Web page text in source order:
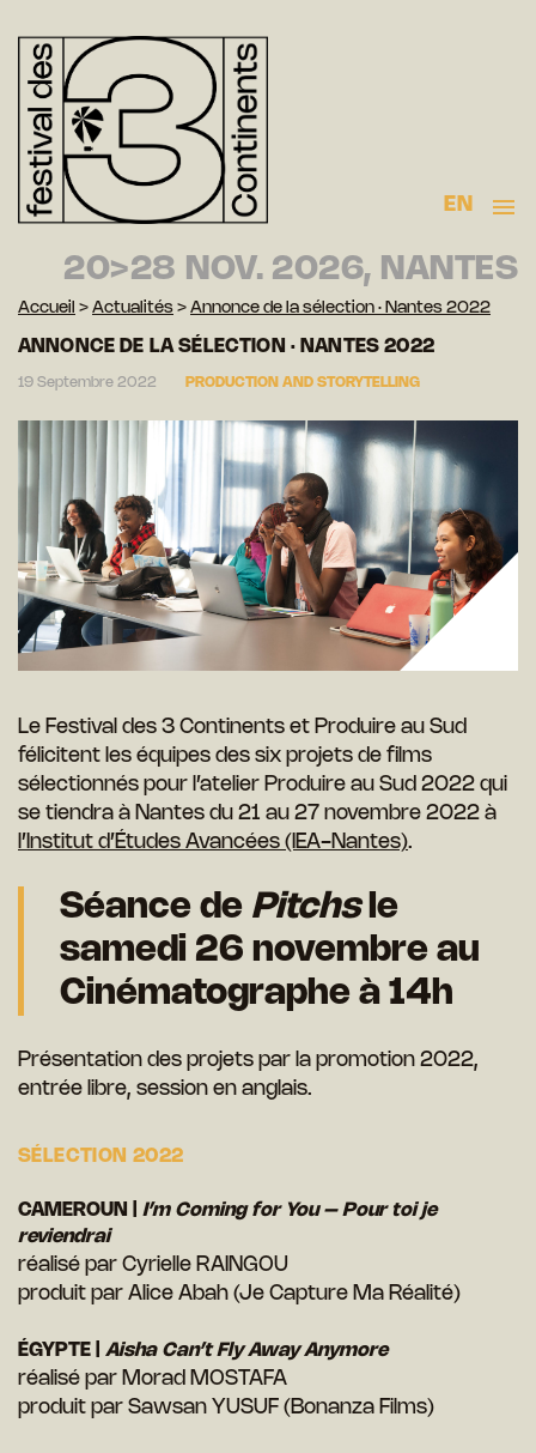
EN
20>28 NOV. 2026, NANTES
Accueil > Actualités > Annonce de la sélection · Nantes 2022
ANNONCE DE LA SÉLECTION · NANTES 2022
19 Septembre 2022 PRODUCTION AND STORYTELLING
Le Festival des 3 Continents et Produire au Sud
félicitent les équipes des six projets de films
sélectionnés pour l’atelier Produire au Sud 2022 qui
se tiendra à Nantes du 21 au 27 novembre 2022 à
l’Institut d’Études Avancées (IEA-Nantes).
Séance de Pitchsle
samedi 26 novembre au
Cinématographe à 14h
Présentation des projets par la promotion 2022,
entrée libre, session en anglais.
SÉLECTION 2022
CAMEROUN | I’m Coming for You – Pour toi je
reviendrai
réalisé par Cyrielle RAINGOU
produit par Alice Abah (Je Capture Ma Réalité)
ÉGYPTE | Aisha Can’t Fly Away Anymore
réalisé par Morad MOSTAFA
produit par Sawsan YUSUF (Bonanza Films)